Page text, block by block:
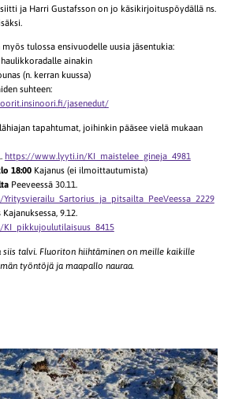
ja Harri Gustafsson on jo käsikirjoituspöydällä ns.
myös tulossa ensivuodelle uusia jäsentukia:
ainakin
(n. kerran kuussa)
suhteen:
jasenedut/
tapahtumat, joihinkin pääsee vielä mukaan
https://www.lyyti.in/KI_maistelee_gineja_4981
18:00Kajanus (ei ilmoittautumista)
Peeveessä 30.11.
Kajanuksessa, 9.12.
siis talvi. Fluoriton hiihtäminen on meille kaikille
työntöjä ja maapallo nauraa.